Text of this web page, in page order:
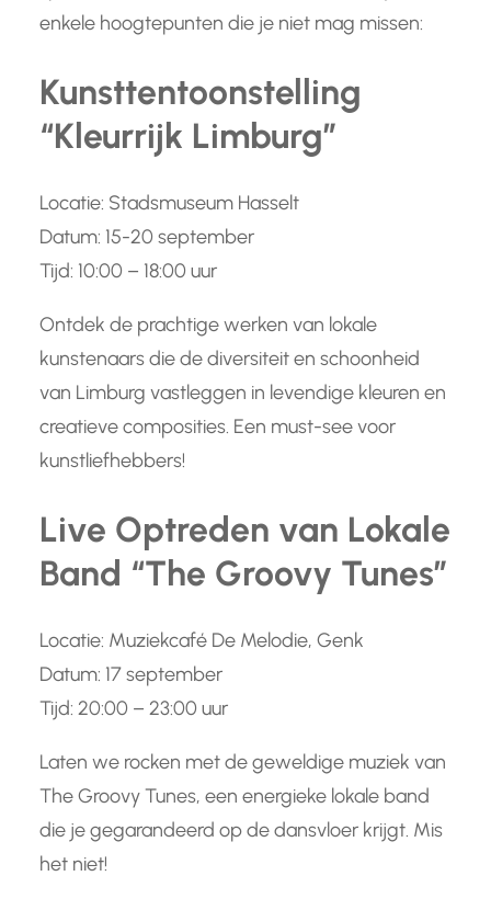
enkele hoogtepunten die je niet mag missen:
Kunsttentoonstelling
“Kleurrijk Limburg”
Locatie: Stadsmuseum Hasselt
Datum: 15-20 september
Tijd: 10:00 – 18:00 uur
Ontdek de prachtige werken van lokale
kunstenaars die de diversiteit en schoonheid
van Limburg vastleggen in levendige kleuren en
creatieve composities. Een must-see voor
kunstliefhebbers!
Live Optreden van Lokale
Band “The Groovy Tunes”
Locatie: Muziekcafé De Melodie, Genk
Datum: 17 september
Tijd: 20:00 – 23:00 uur
Laten we rocken met de geweldige muziek van
The Groovy Tunes, een energieke lokale band
die je gegarandeerd op de dansvloer krijgt. Mis
het niet!